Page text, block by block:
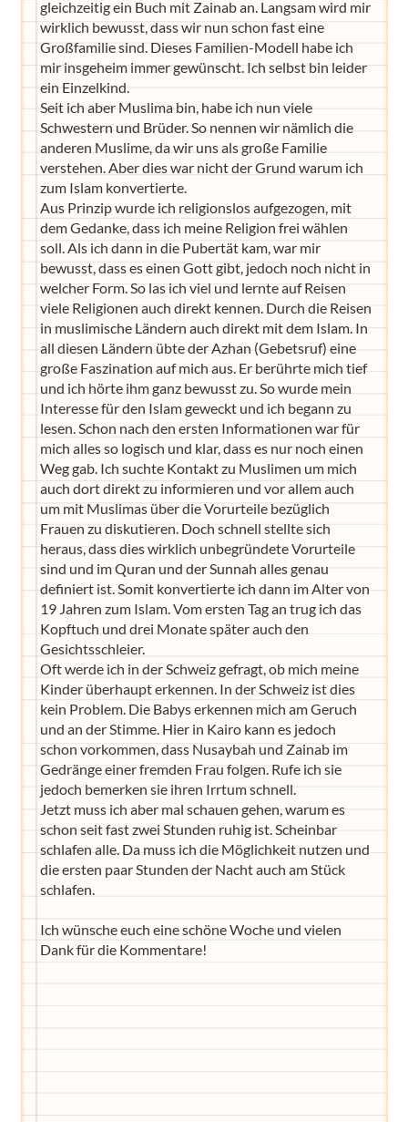
gleichzeitig ein Buch mit Zainab an. Langsam wird mir
wirklich bewusst, dass wir nun schon fast eine
Großfamilie sind. Dieses Familien-Modell habe ich
mir insgeheim immer gewünscht. Ich selbst bin leider
ein Einzelkind.
Seit ich aber Muslima bin, habe ich nun viele
Schwestern und Brüder. So nennen wir nämlich die
anderen Muslime, da wir uns als große Familie
verstehen. Aber dies war nicht der Grund warum ich
zum Islam konvertierte.
Aus Prinzip wurde ich religionslos aufgezogen, mit
dem Gedanke, dass ich meine Religion frei wählen
soll. Als ich dann in die Pubertät kam, war mir
bewusst, dass es einen Gott gibt, jedoch noch nicht in
welcher Form. So las ich viel und lernte auf Reisen
viele Religionen auch direkt kennen. Durch die Reisen
in muslimische Ländern auch direkt mit dem Islam. In
all diesen Ländern übte der Azhan (Gebetsruf) eine
große Faszination auf mich aus. Er berührte mich tief
und ich hörte ihm ganz bewusst zu. So wurde mein
Interesse für den Islam geweckt und ich begann zu
lesen. Schon nach den ersten Informationen war für
mich alles so logisch und klar, dass es nur noch einen
Weg gab. Ich suchte Kontakt zu Muslimen um mich
auch dort direkt zu informieren und vor allem auch
um mit Muslimas über die Vorurteile bezüglich
Frauen zu diskutieren. Doch schnell stellte sich
heraus, dass dies wirklich unbegründete Vorurteile
sind und im Quran und der Sunnah alles genau
definiert ist. Somit konvertierte ich dann im Alter von
19 Jahren zum Islam. Vom ersten Tag an trug ich das
Kopftuch und drei Monate später auch den
Gesichtsschleier.
Oft werde ich in der Schweiz gefragt, ob mich meine
Kinder überhaupt erkennen. In der Schweiz ist dies
kein Problem. Die Babys erkennen mich am Geruch
und an der Stimme. Hier in Kairo kann es jedoch
schon vorkommen, dass Nusaybah und Zainab im
Gedränge einer fremden Frau folgen. Rufe ich sie
jedoch bemerken sie ihren Irrtum schnell.
Jetzt muss ich aber mal schauen gehen, warum es
schon seit fast zwei Stunden ruhig ist. Scheinbar
schlafen alle. Da muss ich die Möglichkeit nutzen und
die ersten paar Stunden der Nacht auch am Stück
schlafen.
Ich wünsche euch eine schöne Woche und vielen
Dank für die Kommentare!